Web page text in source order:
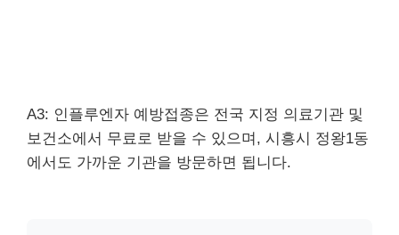
A3: 인플루엔자 예방접종은 전국 지정 의료기관 및
보건소에서 무료로 받을 수 있으며, 시흥시 정왕1동
에서도 가까운 기관을 방문하면 됩니다.